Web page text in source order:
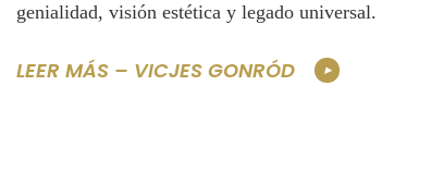
genialidad, visión estética y legado universal.
LEER MÁS – VICJES GONRÓD